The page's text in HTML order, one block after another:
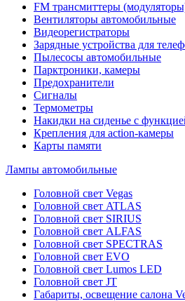
FM трансмиттеры
Вентиляторы автомобильные
Видеорегистраторы
Зарядные устройства для
Пылесосы автомобильные
Парктроники, камеры
Предохранители
Сигналы
Термометры
Накидки на сиденье с
Крепления для action-камеры
Карты памяти
Лампы автомобильные
Головной свет Vegas
Головной свет ATLAS
Головной свет SIRIUS
Головной свет ALFAS
Головной свет SPECTRAS
Головной свет EVO
Головной свет Lumos LED
Головной свет JT
Габариты, освещение салона